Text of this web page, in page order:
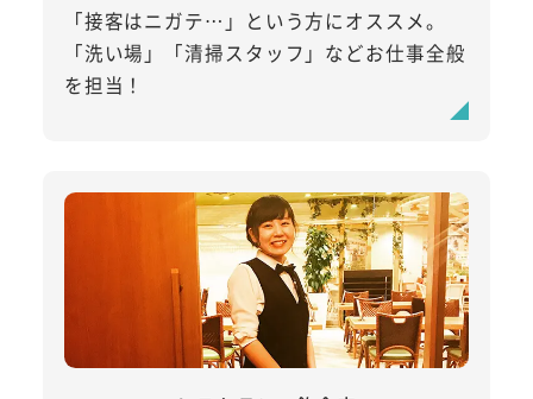
「接客はニガテ…」という方にオススメ。
「洗い場」「清掃スタッフ」などお仕事全般
を担当！